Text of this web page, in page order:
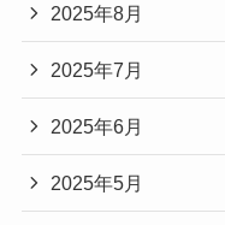
2025年8月
2025年7月
2025年6月
2025年5月